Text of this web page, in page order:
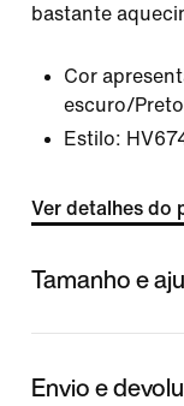
bastante
Cor
escuro/Preto
Estilo:
Ver detalhes do
Tamanho e
Envio e